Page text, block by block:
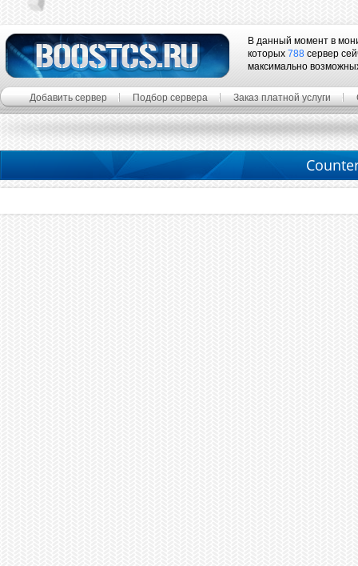
В данный момент в
которых 788 сервер
максимально
Добавить сервер Подбор сервера Заказ платной услуги